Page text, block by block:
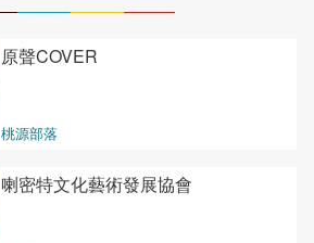
原聲COVER
桃源部落
喇密特文化藝術發展協會